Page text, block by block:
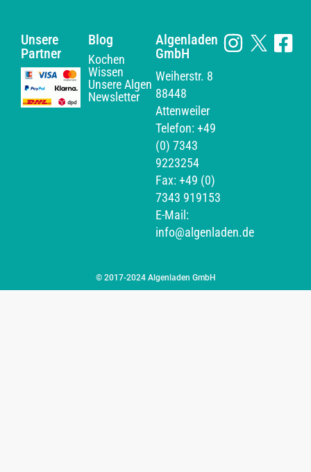
Unsere
Partner
Blog
Kochen
Wissen
Unsere Algen
Newsletter
Algenladen
GmbH
Weiherstr. 8
88448
Attenweiler
Telefon: +49
(0) 7343
9223254
Fax: +49 (0)
7343 919153
E-Mail:
info@algenladen.de
© 2017-2024 Algenladen GmbH